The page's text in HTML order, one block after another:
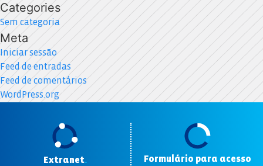
Categories
Sem categoria
Meta
Iniciar sessão
Feed de entradas
Feed de comentários
WordPress.org
Extranet.
Formulário para acesso